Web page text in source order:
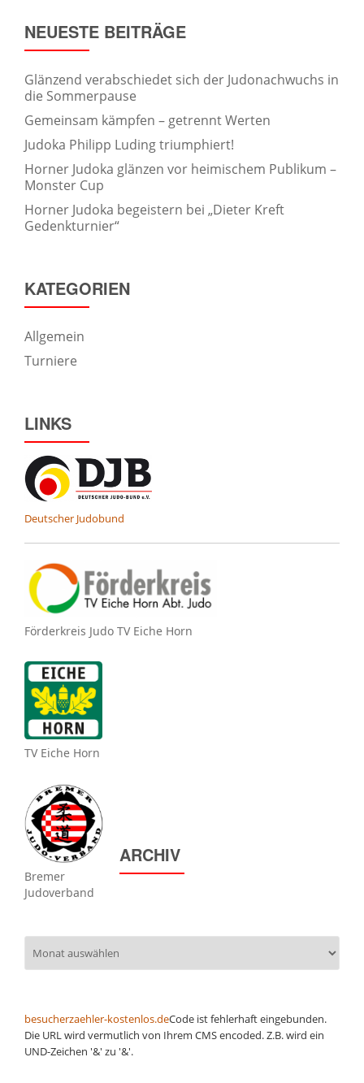
NEUESTE BEITRÄGE
Glänzend verabschiedet sich der Judonachwuchs in
die Sommerpause
Gemeinsam kämpfen – getrennt Werten
Judoka Philipp Luding triumphiert!
Horner Judoka glänzen vor heimischem Publikum –
Monster Cup
Horner Judoka begeistern bei „Dieter Kreft
Gedenkturnier“
KATEGORIEN
Allgemein
Turniere
LINKS
Deutscher Judobund
Förderkreis Judo TV Eiche Horn
TV Eiche Horn
Bremer
Judoverband
ARCHIV
besucherzaehler-kostenlos.deCode ist fehlerhaft eingebunden.
Die URL wird vermutlich von Ihrem CMS encoded. Z.B. wird ein
UND-Zeichen '&' zu '&'.